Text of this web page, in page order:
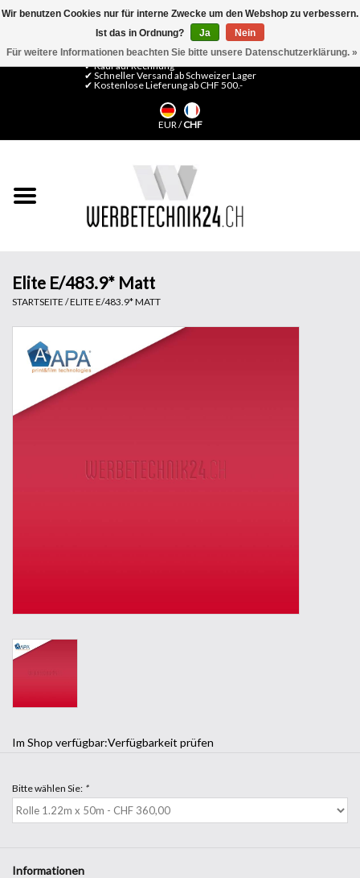
Mein Konto / Kundenkonto anlegen
✔ Kauf auf Rechnung
✔ Schneller Versand ab Schweizer Lager
✔ Kostenlose Lieferung ab CHF 500.-
EUR/CHF
Fertigung & Montage
Werkzeuge
Elite E/483.9* Matt
STARTSEITE /ELITE E/483.9* MATT
Im Shop verfügbar:Verfügbarkeit prüfen
Bitte wählen Sie: *
Informationen
Wir benutzen Cookies nur für interne Zwecke um den Webshop zu verbessern.
Ist das in Ordnung?
Ja
Nein
Für weitere Informationen beachten Sie bitte unsere Datenschutzerklärung. »